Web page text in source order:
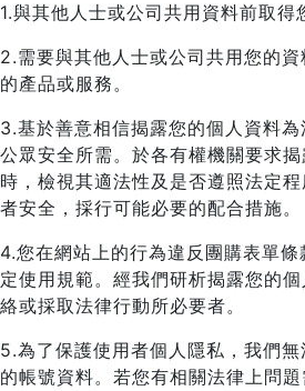
1.與其他人士或公司共用資料前取得
2.需要與其他人士或公司共用您的
的產品或服務。
3.基於善意相信揭露您的個人資料
公眾安全所需。於各有權機關要求
時，檢視其適法性及是否遵照法定
者安全，採行可能必要的配合措施。
4.您在網站上的行為違反團購表單
定使用規範。經我們研析揭露您的
絡或採取法律行動所必要者。
5.為了保護使用者個人隱私，我們
的帳號資料。若您有相關法律上問